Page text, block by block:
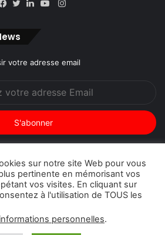
Instagram
votre adresse email
droits réservés |
DeltaNews par
DoucSoft Technologies
Politique de confidentialité
sur notre site Web pour vous
pertinente en mémorisant vos
vos visites. En cliquant sur
à l'utilisation de TOUS les
personnelles.